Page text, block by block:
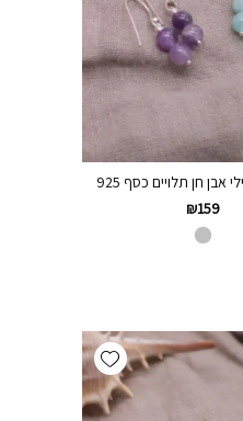
אבן חן תלויים כסף 925
₪159
Add wishlist